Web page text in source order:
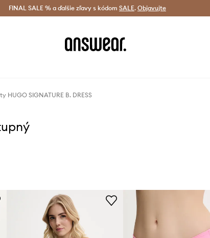
od 60 € > Doručenie aj do 24 h >
FINAL SALE % a ďalšie zľavy s kódom SALE. Objavujte
HUGO SIGNATURE B. DRESS